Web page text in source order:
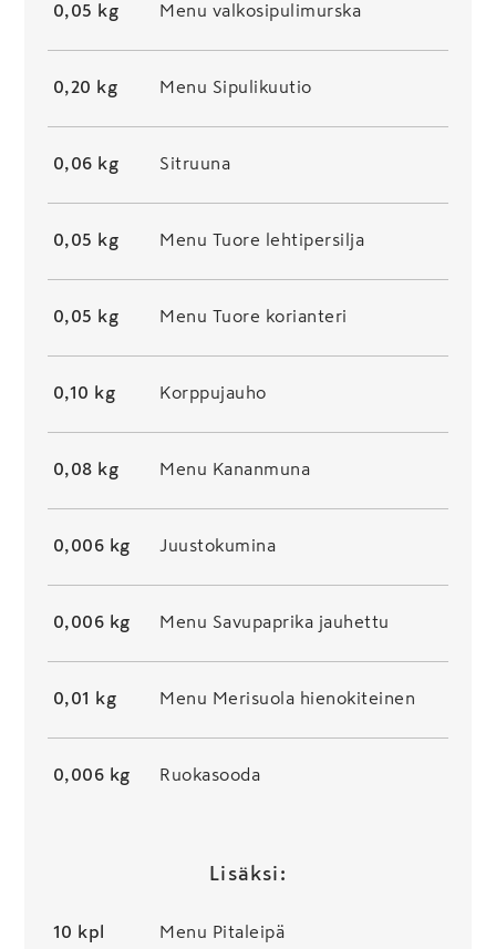
0,05 kg Menu valkosipulimurska
0,20 kg Menu Sipulikuutio
0,06 kg Sitruuna
0,05 kg Menu Tuore lehtipersilja
0,05 kg Menu Tuore korianteri
0,10 kg Korppujauho
0,08 kg Menu Kananmuna
0,006 kg Juustokumina
0,006 kg Menu Savupaprika jauhettu
0,01 kg Menu Merisuola hienokiteinen
0,006 kg Ruokasooda
Lisäksi:
10 kpl Menu Pitaleipä